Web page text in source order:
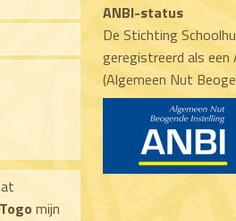
mijn
ANBI-status
De Stichting
geregistreerd als een
(Algemeen Nut